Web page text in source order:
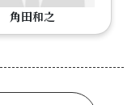
角田和之